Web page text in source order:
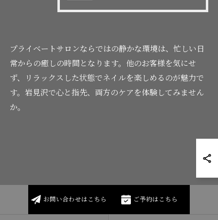
プライベートサロンならではの静かな環境は、忙しい日
常からの癒しの時間となります。他のお客様を気にせ
ず、リラックスした状態でネイルを楽しめるのが魅力で
す。岩見沢で心と指先、両方のケアを体験してみません
か。
お問い合わせはこちら ご予約はこちら